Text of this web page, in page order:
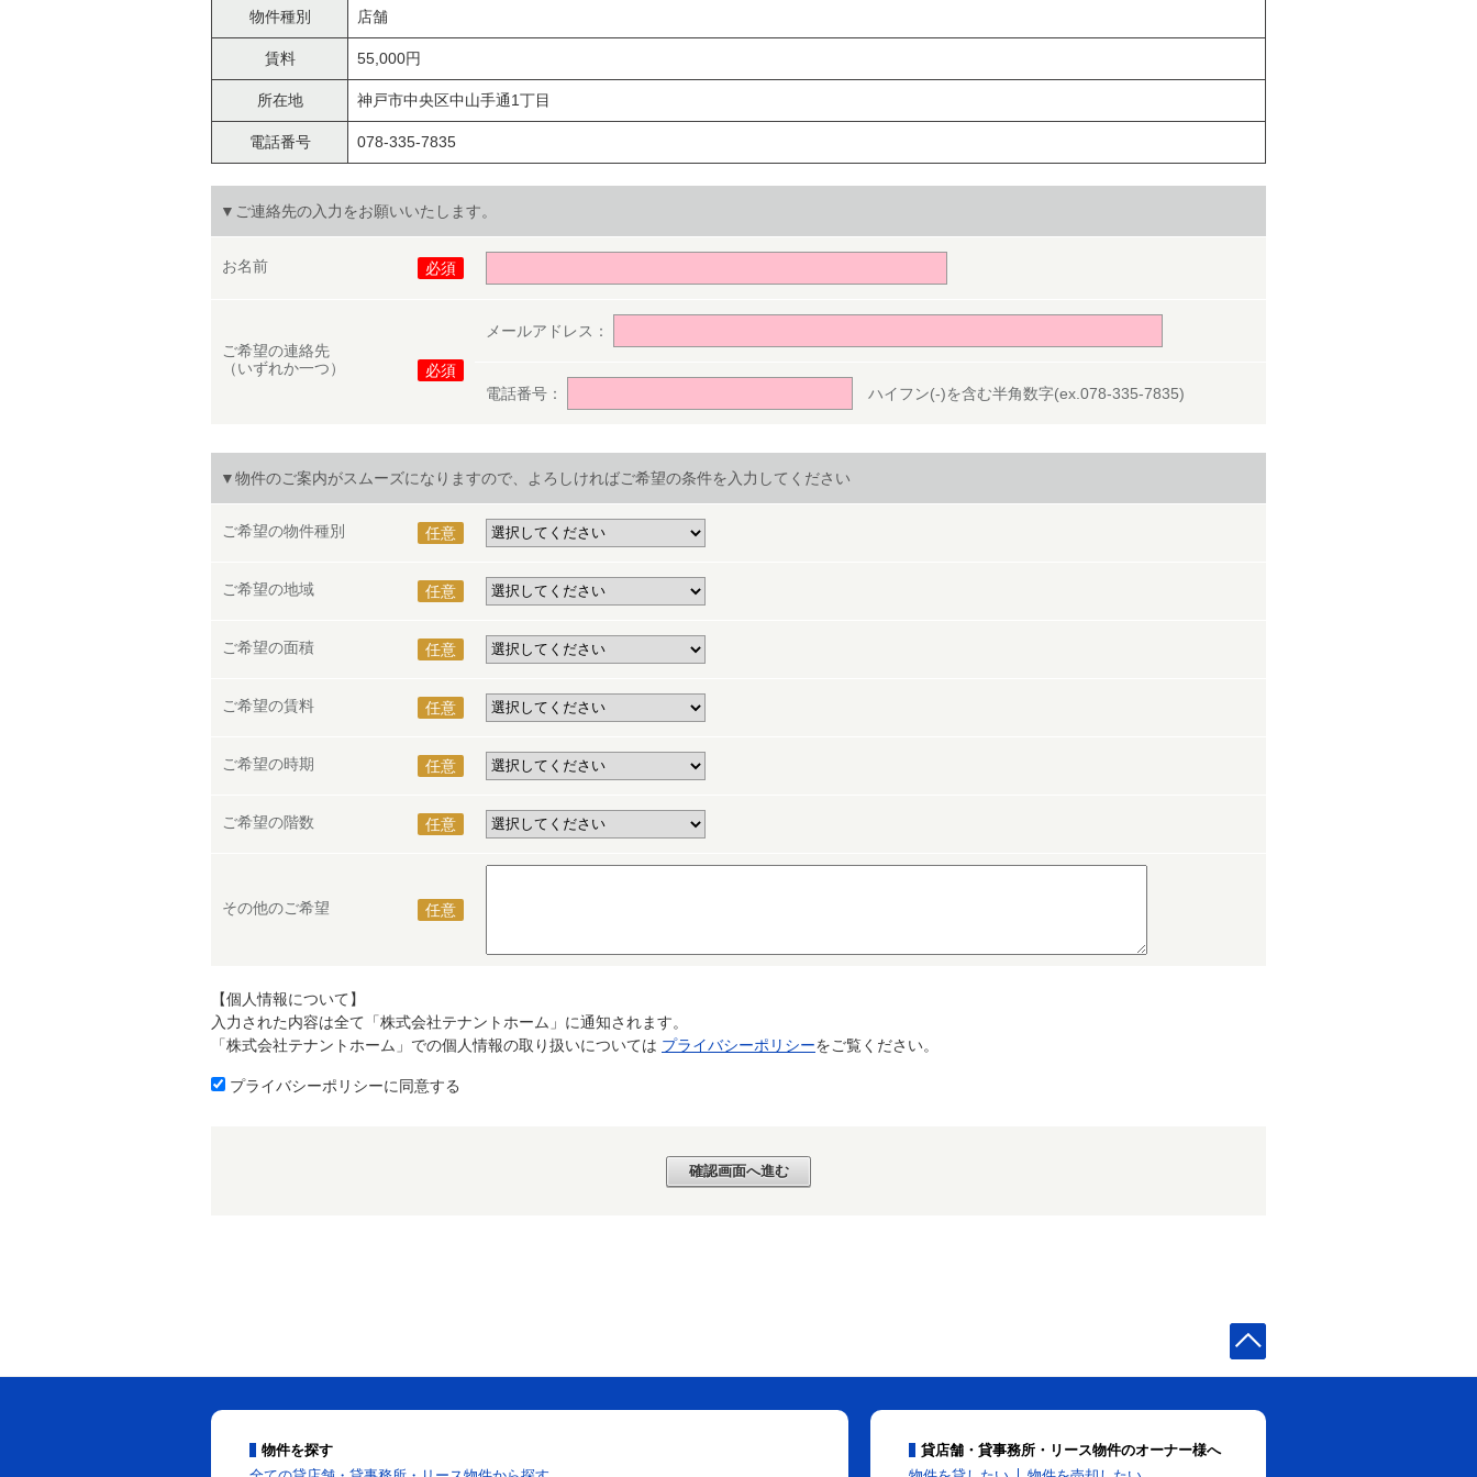
物件種別 店舗
賃料 55,000円
所在地 神戸市中央区中山手通1丁目
電話番号 078-335-7835
▼ご連絡先の入力をお願いいたします。
お名前 必須
ご希望の連絡先
（いずれか一つ）
必須
メールアドレス：
電話番号： ハイフン(-)を含む半角数字(ex.078-335-7835)
▼物件のご案内がスムーズになりますので、よろしければご希望の条件を入力してください
ご希望の物件種別 任意
ご希望の地域 任意
ご希望の面積 任意
ご希望の賃料 任意
ご希望の時期 任意
ご希望の階数 任意
その他のご希望 任意
【個人情報について】
入力された内容は全て「株式会社テナントホーム」に通知されます。
「株式会社テナントホーム」での個人情報の取り扱いについては プライバシーポリシーをご覧ください。
プライバシーポリシーに同意する
物件を探す
貸店舗・貸事務所・リース物件のオーナー様へ